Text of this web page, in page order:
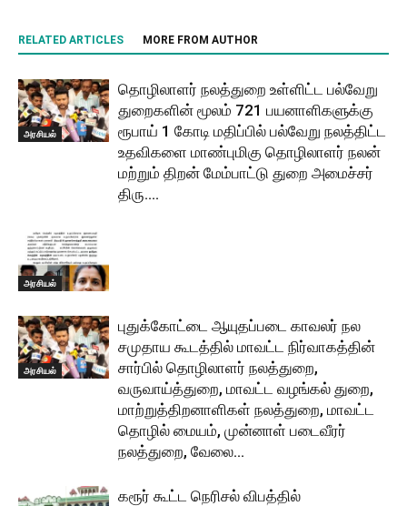
RELATED ARTICLES MORE FROM AUTHOR
அரசியல்
தொழிலாளர் நலத்துறை உள்ளிட்ட பல்வேறு
துறைகளின் மூலம் 721 பயனாளிகளுக்கு
ரூபாய் 1 கோடி மதிப்பில் பல்வேறு நலத்திட்ட
உதவிகளை மாண்புமிகு தொழிலாளர் நலன்
மற்றும் திறன் மேம்பாட்டு துறை அமைச்சர்
திரு....
அரசியல்
அரசியல்
புதுக்கோட்டை ஆயுதப்படை காவலர் நல
சமுதாய கூடத்தில் மாவட்ட நிர்வாகத்தின்
சார்பில் தொழிலாளர் நலத்துறை,
வருவாய்த்துறை, மாவட்ட வழங்கல் துறை,
மாற்றுத்திறனாளிகள் நலத்துறை, மாவட்ட
தொழில் மையம், முன்னாள் படைவீரர்
நலத்துறை, வேலை...
கரூர் கூட்ட நெரிசல் விபத்தில்